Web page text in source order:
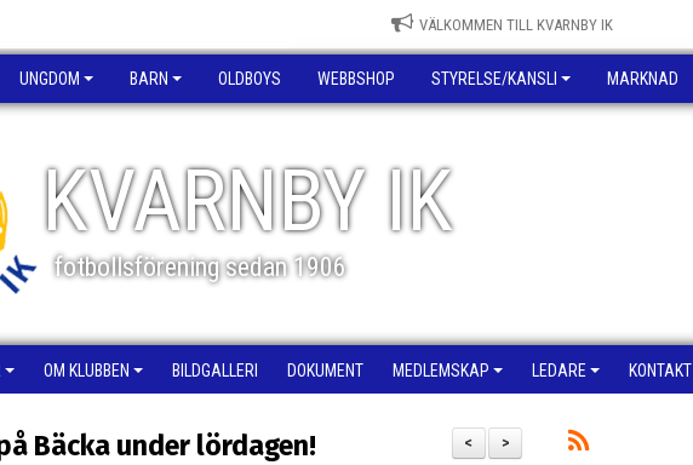
VÄLKOMMEN TILL KVARNBY IK
UNGDOM BARN OLDBOYS WEBBSHOP STYRELSE/KANSLI MARKNAD
KVARNBY IK
fotbollsförening sedan 1906
OM KLUBBEN BILDGALLERI DOKUMENT MEDLEMSKAP LEDARE KONTAKT
>
<
Bäcka under lördagen!